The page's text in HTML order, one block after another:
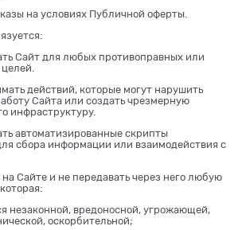
на условиях Публичной оферты.
Сайт для любых противоправных или
действий, которые могут нарушить
Сайта или создать чрезмерную
инфраструктуру.
автоматизированные скрипты
сбора информации или взаимодействия с
Сайте и не передавать через него любую
незаконной, вредоносной, угрожающей,
оскорбительной;